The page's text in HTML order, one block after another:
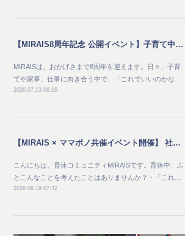
【MIRAIS8周年記念 公開イベント】子育て中のママ向け_家族との毎日をもっと心地よくする夏 新しい"視点"に出会う3つの特別イベント
MIRAISは、おかげさまで8周年を迎えます。日々、子育
てや家事、仕事に向き合う中で、「これでいいのかな…
2026.07.13 06:16
【MIRAIS × ママボノ共催イベント開催】 社会と未来を、仲間と編みなおす ～自分らしい未来をデザインするための“越境体験”～
こんにちは。育休コミュニティMIRAISです。育休中、ふ
とこんなことを考えたことはありませんか？・「これ…
2026.06.19 07:32